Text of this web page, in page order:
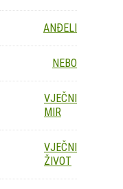
ANĐELI
NEBO
VJEČNI
MIR
VJEČNI
ŽIVOT